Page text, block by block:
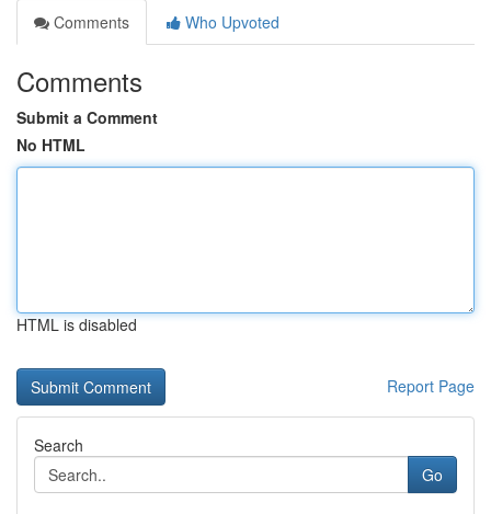
Comments
Who Upvoted
Comments
Submit a Comment
No HTML
HTML is disabled
Report Page
Search
Go